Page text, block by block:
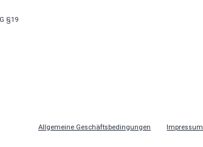
§19
Allgemeine Geschäftsbedingungen Impressum